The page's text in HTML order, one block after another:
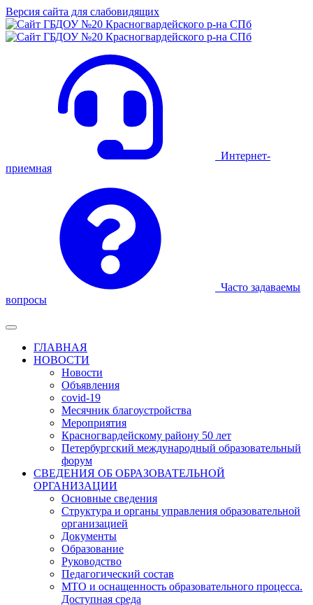
Версия сайта для слабовидящих
Интернет-
приемная
Часто задаваемы
вопросы
ГЛАВНАЯ
НОВОСТИ
Новости
Объявления
covid-19
Месячник благоустройства
Мероприятия
Красногвардейскому району 50 лет
Петербургский международный образовательный
форум
СВЕДЕНИЯ ОБ ОБРАЗОВАТЕЛЬНОЙ
ОРГАНИЗАЦИИ
Основные сведения
Структура и органы управления образовательной
организацией
Документы
Образование
Руководство
Педагогический состав
МТО и оснащенность образовательного процесса.
Доступная среда